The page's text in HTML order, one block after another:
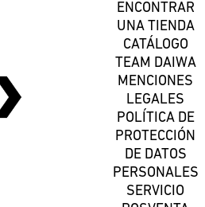
ENCONTRAR
UNA TIENDA
CATÁLOGO
TEAM DAIWA
MENCIONES
LEGALES
POLÍTICA DE
PROTECCIÓN
DE DATOS
PERSONALES
SERVICIO